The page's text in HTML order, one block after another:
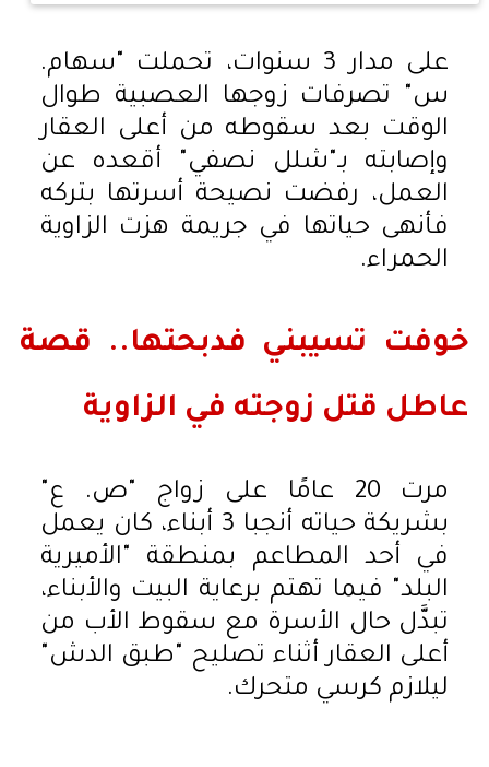
على مدار 3 سنوات، تحملت "سهام.
س" تصرفات زوجها العصبية طوال
الوقت بعد سقوطه من أعلى العقار
وإصابته بـ"شلل نصفي" أقعده عن
العمل، رفضت نصيحة أسرتها بتركه
فأنهى حياتها في جريمة هزت الزاوية
الحمراء.
خوفت تسيبني فدبحتها.. قصة
عاطل قتل زوجته في الزاوية
مرت 20 عامًا على زواج "ص. ع"
بشريكة حياته أنجبا 3 أبناء، كان يعمل
في أحد المطاعم بمنطقة "الأميرية
البلد" فيما تهتم برعاية البيت والأبناء،
تبدَّل حال الأسرة مع سقوط الأب من
أعلى العقار أثناء تصليح "طبق الدش"
ليلازم كرسي متحرك.